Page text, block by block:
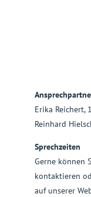
Erika Reichert,
Reinhard
Sprechzeiten
Gerne können
kontaktieren
auf unserer